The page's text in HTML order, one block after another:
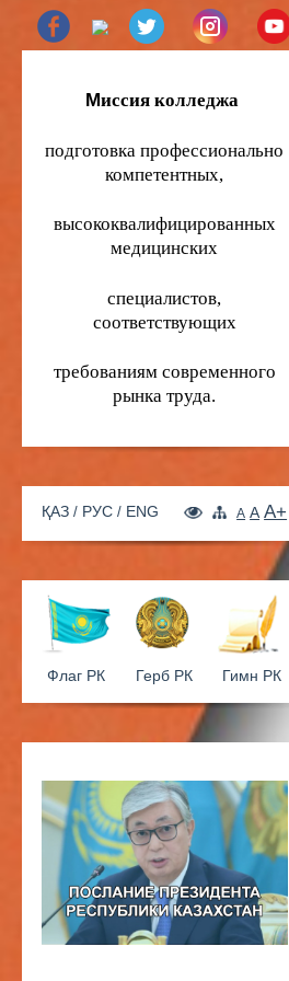
Миссия колледжа
подготовка
компетентных,
специалистов,
требованиям
рынка труда.
ҚАЗ РУС ENG A
Флаг РК Герб РК Гимн